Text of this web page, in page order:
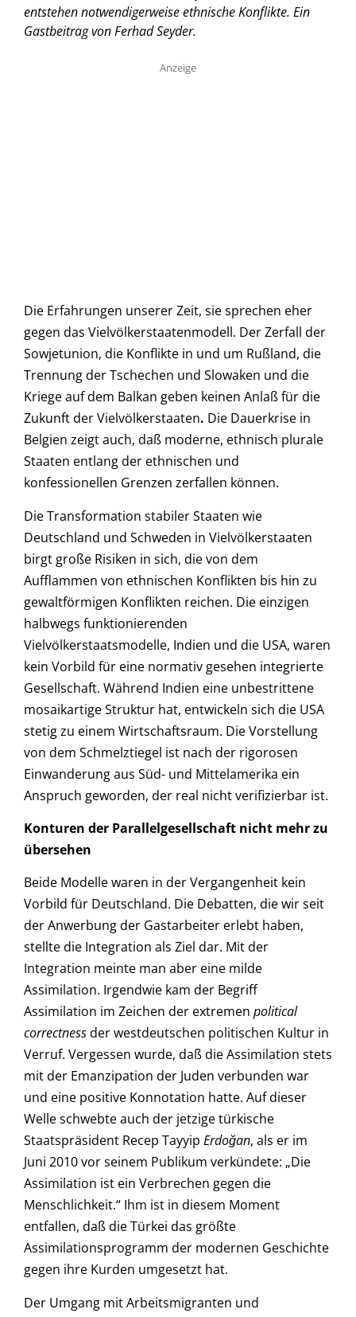
entstehen notwendigerweise ethnische Konflikte. Ein
Gastbeitrag von Ferhad Seyder.
Anzeige
Die Erfahrungen unserer Zeit, sie sprechen eher
gegen das Vielvölkerstaatenmodell. Der Zerfall der
Sowjetunion, die Konflikte in und um Rußland, die
Trennung der Tschechen und Slowaken und die
Kriege auf dem Balkan geben keinen Anlaß für die
Zukunft der Vielvölkerstaaten. Die Dauerkrise in
Belgien zeigt auch, daß moderne, ethnisch plurale
Staaten entlang der ethnischen und
konfessionellen Grenzen zerfallen können.
Die Transformation stabiler Staaten wie
Deutschland und Schweden in Vielvölkerstaaten
birgt große Risiken in sich, die von dem
Aufflammen von ethnischen Konflikten bis hin zu
gewaltförmigen Konflikten reichen. Die einzigen
halbwegs funktionierenden
Vielvölkerstaatsmodelle, Indien und die USA, waren
kein Vorbild für eine normativ gesehen integrierte
Gesellschaft. Während Indien eine unbestrittene
mosaikartige Struktur hat, entwickeln sich die USA
stetig zu einem Wirtschaftsraum. Die Vorstellung
von dem Schmelztiegel ist nach der rigorosen
Einwanderung aus Süd- und Mittelamerika ein
Anspruch geworden, der real nicht verifizierbar ist.
Konturen der Parallelgesellschaft nicht mehr zu
übersehen
Beide Modelle waren in der Vergangenheit kein
Vorbild für Deutschland. Die Debatten, die wir seit
der Anwerbung der Gastarbeiter erlebt haben,
stellte die Integration als Ziel dar. Mit der
Integration meinte man aber eine milde
Assimilation. Irgendwie kam der Begriff
Assimilation im Zeichen der extremen political
correctnessder westdeutschen politischen Kultur in
Verruf. Vergessen wurde, daß die Assimilation stets
mit der Emanzipation der Juden verbunden war
und eine positive Konnotation hatte. Auf dieser
Welle schwebte auch der jetzige türkische
Staatspräsident Recep Tayyip Erdoğan, als er im
Juni 2010 vor seinem Publikum verkündete: „Die
Assimilation ist ein Verbrechen gegen die
Menschlichkeit.“ Ihm ist in diesem Moment
entfallen, daß die Türkei das größte
Assimilationsprogramm der modernen Geschichte
gegen ihre Kurden umgesetzt hat.
Der Umgang mit Arbeitsmigranten und